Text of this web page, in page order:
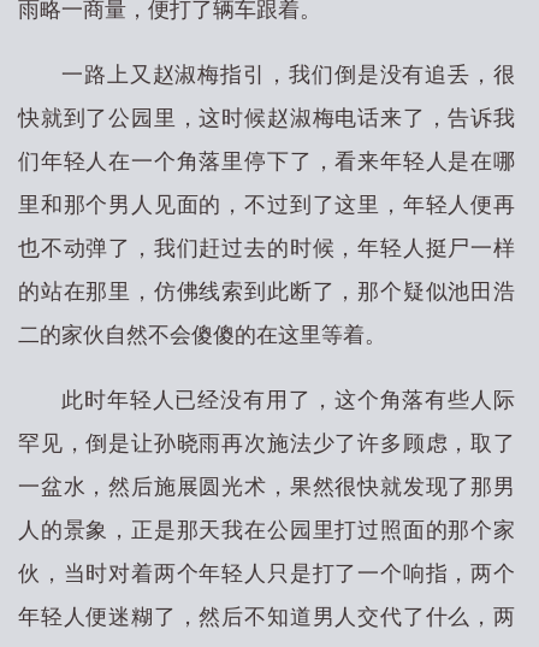
雨略一商量，便打了辆车跟着。
一路上又赵淑梅指引，我们倒是没有追丢，很
快就到了公园里，这时候赵淑梅电话来了，告诉我
们年轻人在一个角落里停下了，看来年轻人是在哪
里和那个男人见面的，不过到了这里，年轻人便再
也不动弹了，我们赶过去的时候，年轻人挺尸一样
的站在那里，仿佛线索到此断了，那个疑似池田浩
二的家伙自然不会傻傻的在这里等着。
此时年轻人已经没有用了，这个角落有些人际
罕见，倒是让孙晓雨再次施法少了许多顾虑，取了
一盆水，然后施展圆光术，果然很快就发现了那男
人的景象，正是那天我在公园里打过照面的那个家
伙，当时对着两个年轻人只是打了一个响指，两个
年轻人便迷糊了，然后不知道男人交代了什么，两